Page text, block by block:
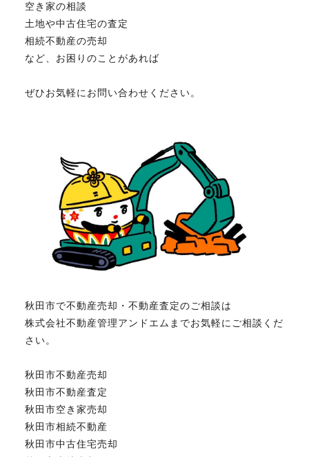
空き家の相談
土地や中古住宅の査定
相続不動産の売却
など、お困りのことがあれば
ぜひお気軽にお問い合わせください。
秋田市で不動産売却・不動産査定のご相談は
株式会社不動産管理アンドエムまでお気軽にご相談くだ
さい。
秋田市不動産売却
秋田市不動産査定
秋田市空き家売却
秋田市相続不動産
秋田市中古住宅売却